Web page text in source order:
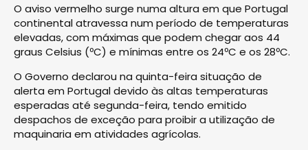
O aviso vermelho surge numa altura em que Portugal
continental atravessa num período de temperaturas
elevadas, com máximas que podem chegar aos 44
graus Celsius (ºC) e mínimas entre os 24ºC e os 28ºC.
O Governo declarou na quinta-feira situação de
alerta em Portugal devido às altas temperaturas
esperadas até segunda-feira, tendo emitido
despachos de exceção para proibir a utilização de
maquinaria em atividades agrícolas.